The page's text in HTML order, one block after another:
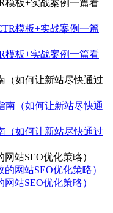
模板+实战案例一篇看
模板+实战案例一篇看
（如何让新站尽快通过
（如何让新站尽快通过
站SEO优化策略）
站SEO优化策略）